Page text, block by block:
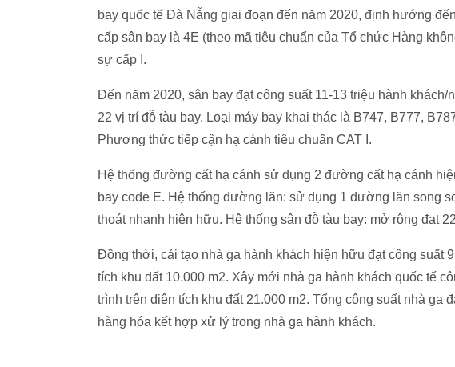
bay quốc tế Đà Nẵng giai đoạn đến năm 2020, định hướng
cấp sân bay là 4E (theo mã tiêu chuẩn của Tổ chức Hàng
sự cấp I.
Đến năm 2020, sân bay đạt công suất 11-13 triệu hành
22 vị trí đỗ tàu bay. Loại máy bay khai thác là B747, B777,
Phương thức tiếp cận hạ cánh tiêu chuẩn CAT I.
Hệ thống đường cất hạ cánh sử dụng 2 đường cất hạ cánh
bay code E. Hệ thống đường lăn: sử dụng 1 đường lăn song
thoát nhanh hiện hữu. Hệ thống sân đỗ tàu bay: mở rộng đạt
Đồng thời, cải tạo nhà ga hành khách hiện hữu đạt công suất
tích khu đất 10.000 m2. Xây mới nhà ga hành khách quốc tế
trình trên diện tích khu đất 21.000 m2. Tổng công suất nhà ga
hàng hóa kết hợp xử lý trong nhà ga hành khách.